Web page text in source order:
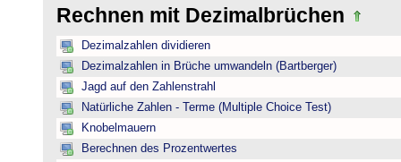
Rechnen mit Dezimalbrüchen
Dezimalzahlen dividieren
Dezimalzahlen in Brüche umwandeln (Bartberger)
Jagd auf den Zahlenstrahl
Natürliche Zahlen - Terme (Multiple Choice Test)
Knobelmauern
Berechnen des Prozentwertes